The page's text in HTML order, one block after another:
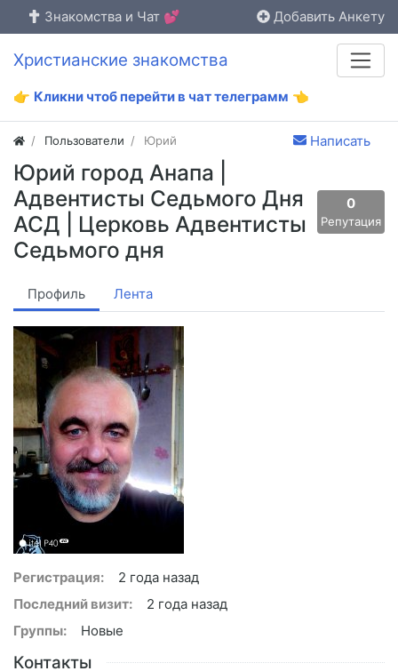
Знакомства и Чат 💕 Добавить Анкету
Христианские знакомства
👉 Кликни чтоб перейти в чат телеграмм 👈
Пользователи Юрий Написать
Юрий город Анапа |
Адвентисты Седьмого Дня
АСД | Церковь Адвентисты
Седьмого дня
0
Репутация
Профиль Лента
Регистрация:
2 года назад
Последний визит:
2 года назад
Группы:
Новые
Контакты